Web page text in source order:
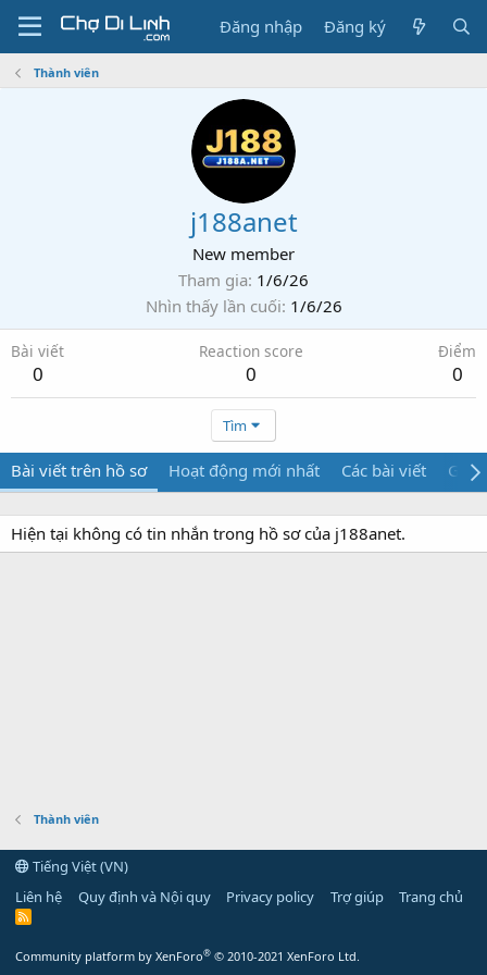
Đăng nhập Đăng ký
Thành viên
j188anet
New member
Tham gia 1/6/26
Nhìn thấy lần cuối 1/6/26
Bài viết
0
Reaction score
0
Điểm
0
Tìm
Bài viết trên hồ sơ Hoạt động mới nhất Các bài viết Giới
Hiện tại không có tin nhắn trong hồ sơ của j188anet.
Thành viên
Tiếng Việt (VN)
Liên hệ
Quy định và Nội quy Privacy policy Trợ giúp Trang chủ
R
Community platform by XenForo® © 2010-2021 XenForo Ltd.